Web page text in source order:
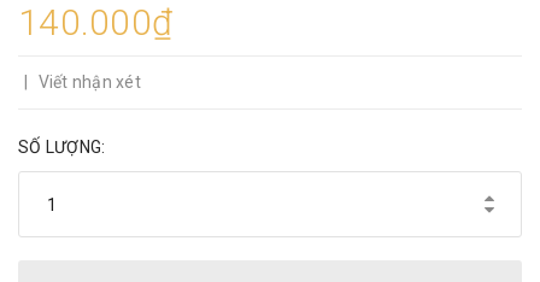
140.000₫
Viết nhận xét
SỐ LƯỢNG: